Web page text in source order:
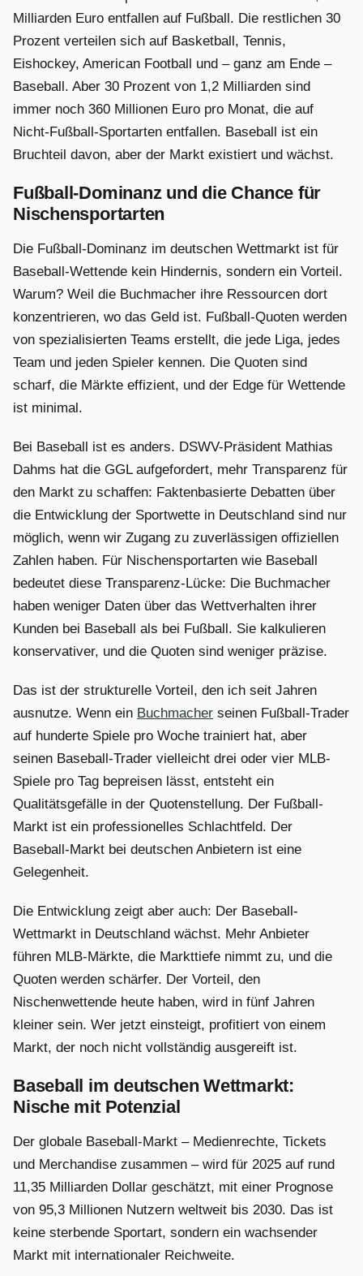
Milliarden Euro entfallen auf Fußball. Die restlichen 30
Prozent verteilen sich auf Basketball, Tennis,
Eishockey, American Football und – ganz am Ende –
Baseball. Aber 30 Prozent von 1,2 Milliarden sind
immer noch 360 Millionen Euro pro Monat, die auf
Nicht-Fußball-Sportarten entfallen. Baseball ist ein
Bruchteil davon, aber der Markt existiert und wächst.
Fußball-Dominanz und die Chance für
Nischensportarten
Die Fußball-Dominanz im deutschen Wettmarkt ist für
Baseball-Wettende kein Hindernis, sondern ein Vorteil.
Warum? Weil die Buchmacher ihre Ressourcen dort
konzentrieren, wo das Geld ist. Fußball-Quoten werden
von spezialisierten Teams erstellt, die jede Liga, jedes
Team und jeden Spieler kennen. Die Quoten sind
scharf, die Märkte effizient, und der Edge für Wettende
ist minimal.
Bei Baseball ist es anders. DSWV-Präsident Mathias
Dahms hat die GGL aufgefordert, mehr Transparenz für
den Markt zu schaffen: Faktenbasierte Debatten über
die Entwicklung der Sportwette in Deutschland sind nur
möglich, wenn wir Zugang zu zuverlässigen offiziellen
Zahlen haben. Für Nischensportarten wie Baseball
bedeutet diese Transparenz-Lücke: Die Buchmacher
haben weniger Daten über das Wettverhalten ihrer
Kunden bei Baseball als bei Fußball. Sie kalkulieren
konservativer, und die Quoten sind weniger präzise.
Das ist der strukturelle Vorteil, den ich seit Jahren
ausnutze. Wenn ein Buchmacher seinen Fußball-Trader
auf hunderte Spiele pro Woche trainiert hat, aber
seinen Baseball-Trader vielleicht drei oder vier MLB-
Spiele pro Tag bepreisen lässt, entsteht ein
Qualitätsgefälle in der Quotenstellung. Der Fußball-
Markt ist ein professionelles Schlachtfeld. Der
Baseball-Markt bei deutschen Anbietern ist eine
Gelegenheit.
Die Entwicklung zeigt aber auch: Der Baseball-
Wettmarkt in Deutschland wächst. Mehr Anbieter
führen MLB-Märkte, die Markttiefe nimmt zu, und die
Quoten werden schärfer. Der Vorteil, den
Nischenwettende heute haben, wird in fünf Jahren
kleiner sein. Wer jetzt einsteigt, profitiert von einem
Markt, der noch nicht vollständig ausgereift ist.
Baseball im deutschen Wettmarkt:
Nische mit Potenzial
Der globale Baseball-Markt – Medienrechte, Tickets
und Merchandise zusammen – wird für 2025 auf rund
11,35 Milliarden Dollar geschätzt, mit einer Prognose
von 95,3 Millionen Nutzern weltweit bis 2030. Das ist
keine sterbende Sportart, sondern ein wachsender
Markt mit internationaler Reichweite.